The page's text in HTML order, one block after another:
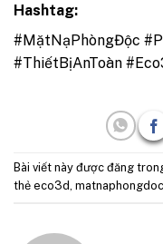
Hashtag:
#MặtNạPhòngĐộc
#ThiếtBịAnToàn
Bài viết này được đăng
thẻ eco3d, matnaphongdoc